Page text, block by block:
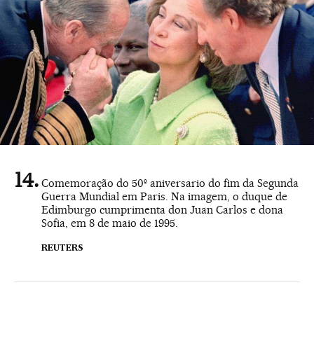
Comemoração do 50º aniversario do fim da Segunda
Guerra Mundial em Paris. Na imagem, o duque de
Edimburgo cumprimenta don Juan Carlos e dona
Sofia, em 8 de maio de 1995.
REUTERS